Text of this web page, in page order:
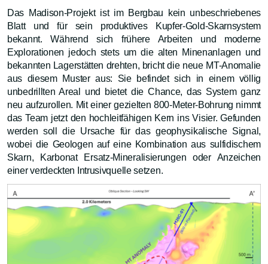
Das Madison-Projekt ist im Bergbau kein unbeschriebenes
Blatt und für sein produktives Kupfer-Gold-Skarnsystem
bekannt. Während sich frühere Arbeiten und moderne
Explorationen jedoch stets um die alten Minenanlagen und
bekannten Lagerstätten drehten, bricht die neue MT-Anomalie
aus diesem Muster aus: Sie befindet sich in einem völlig
unbedrillten Areal und bietet die Chance, das System ganz
neu aufzurollen. Mit einer gezielten 800-Meter-Bohrung nimmt
das Team jetzt den hochleitfähigen Kern ins Visier. Gefunden
werden soll die Ursache für das geophysikalische Signal,
wobei die Geologen auf eine Kombination aus sulfidischem
Skarn, Karbonat Ersatz-Mineralisierungen oder Anzeichen
einer verdeckten Intrusivquelle setzen.